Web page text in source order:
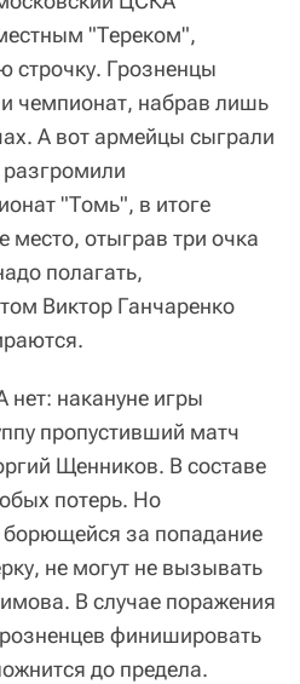
"Тереком",
Грозненцы
чемпионат, набрав лишь
А вот армейцы сыграли
"Томь", в итоге
место, отыграв три очка
полагать,
Виктор Ганчаренко
накануне игры
пропустивший матч
Щенников. В составе
потерь. Но
за попадание
не могут не вызывать
В случае поражения
финишировать
до предела.